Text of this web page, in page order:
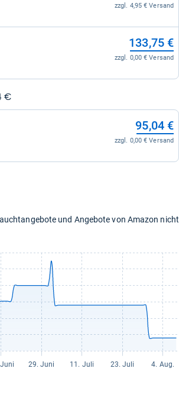
zzgl. 0,00 € Versand
zzgl. 4,95 € Versand
133,75 €
zzgl. 0,00 € Versand
€
95,04 €
zzgl. 0,00 € Versand
und Angebote von Amazon nicht